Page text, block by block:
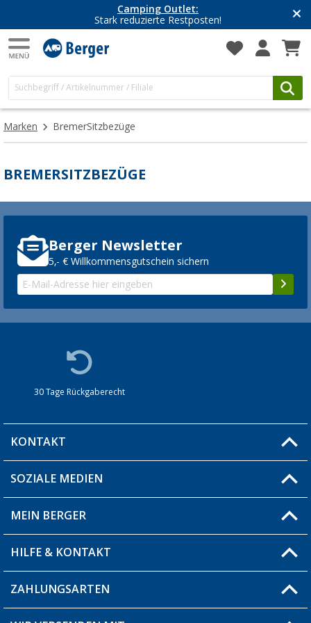
Camping Outlet:
Stark reduzierte Restposten!
Marken BremerSitzbezüge
BREMERSITZBEZÜGE
Berger Newsletter
5,- € Willkommensgutschein sichern
30 Tage Rückgaberecht
KONTAKT
Du hast eine Frage?
Filiale finden
SOZIALE MEDIEN
MEIN BERGER
Blog
Produkttester
HILFE & KONTAKT
Fragen & Antworten / FAQ
ZAHLUNGSARTEN